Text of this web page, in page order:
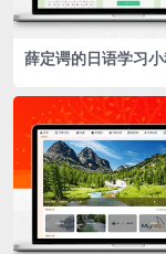
薛定谔的日语学习